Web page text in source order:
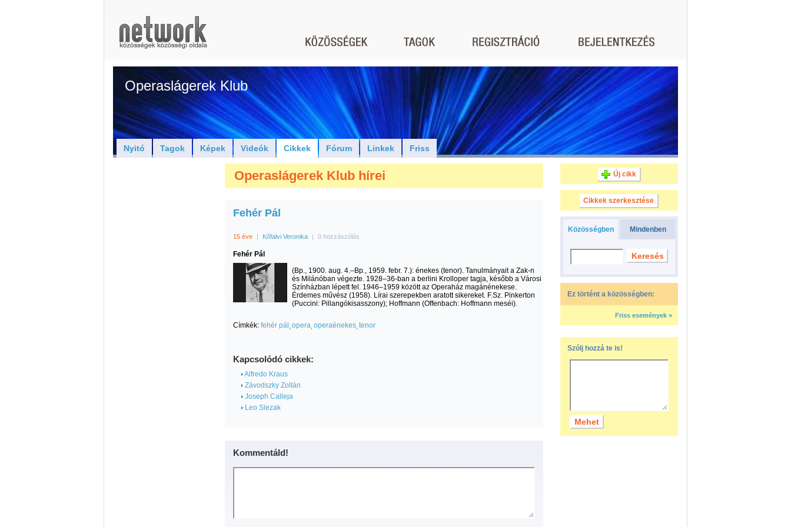
Operaslágerek Klub
Nyitó Tagok Képek Videók Cikkek Fórum Linkek Friss
Operaslágerek Klub hírei
Fehér Pál
15 éve | Kőfalvi Veronika | 0 hozzászólás
Fehér Pál
(Bp., 1900. aug. 4.–Bp., 1959. febr. 7.): énekes (tenor). Tanulmányait a Zak-n
és Milánóban végezte. 1928–36-ban a berlini Krolloper tagja, később a Városi
Színházban lépett fel. 1946–1959 között az Operaház magánénekese.
Érdemes művész (1958). Lírai szerepekben aratott sikereket. F.Sz. Pinkerton
(Puccini: Pillangókisasszony); Hoffmann (Offenbach: Hoffmann meséi).
Címkék: fehér pál opera operaénekes tenor
Kapcsolódó cikkek:
Alfredo Kraus
Závodszky Zoltán
Joseph Calleja
Leo Slezak
Kommentáld!
Új cikk
Cikkek szerkesztése
Közösségben Mindenben
Ez történt a közösségben:
Friss események »
Szólj hozzá te is!